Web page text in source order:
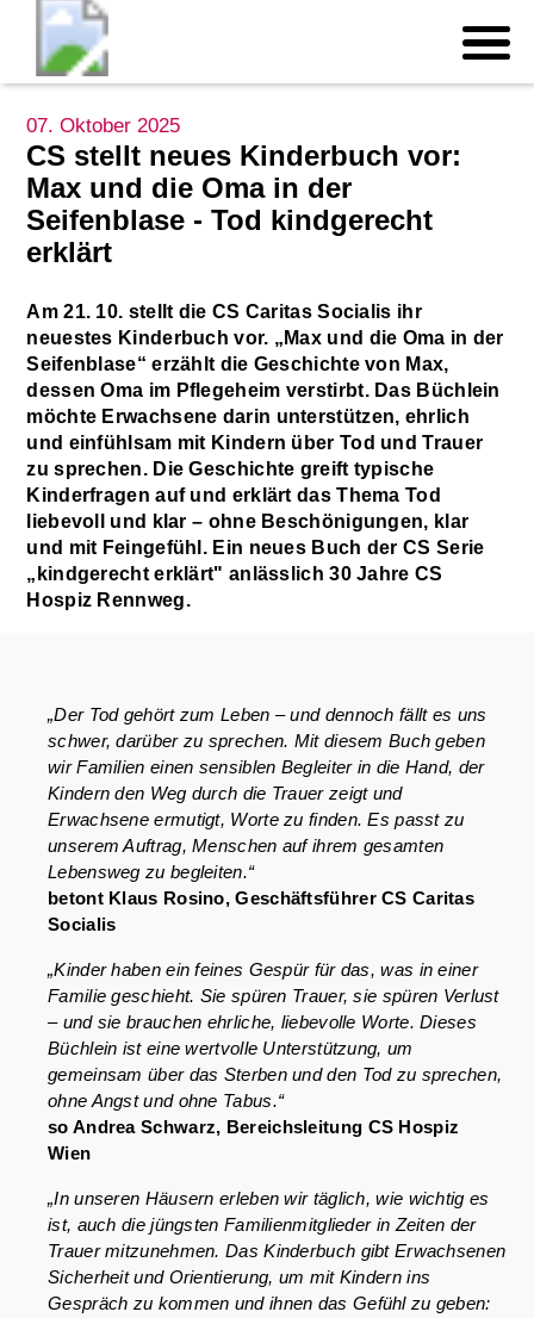
07. Oktober 2025
CS stellt neues Kinderbuch vor:
Max und die Oma in der
Seifenblase - Tod kindgerecht
erklärt
Am 21. 10. stellt die CS Caritas Socialis ihr
neuestes Kinderbuch vor. „Max und die Oma in der
Seifenblase“ erzählt die Geschichte von Max,
dessen Oma im Pflegeheim verstirbt. Das Büchlein
möchte Erwachsene darin unterstützen, ehrlich
und einfühlsam mit Kindern über Tod und Trauer
zu sprechen. Die Geschichte greift typische
Kinderfragen auf und erklärt das Thema Tod
liebevoll und klar – ohne Beschönigungen, klar
und mit Feingefühl. Ein neues Buch der CS Serie
„kindgerecht erklärt" anlässlich 30 Jahre CS
Hospiz Rennweg.
„Der Tod gehört zum Leben – und dennoch fällt es uns
schwer, darüber zu sprechen. Mit diesem Buch geben
wir Familien einen sensiblen Begleiter in die Hand, der
Kindern den Weg durch die Trauer zeigt und
Erwachsene ermutigt, Worte zu finden. Es passt zu
unserem Auftrag, Menschen auf ihrem gesamten
Lebensweg zu begleiten.“
betont Klaus Rosino, Geschäftsführer CS Caritas
Socialis
„Kinder haben ein feines Gespür für das, was in einer
Familie geschieht. Sie spüren Trauer, sie spüren Verlust
– und sie brauchen ehrliche, liebevolle Worte. Dieses
Büchlein ist eine wertvolle Unterstützung, um
gemeinsam über das Sterben und den Tod zu sprechen,
ohne Angst und ohne Tabus.“
so Andrea Schwarz, Bereichsleitung CS Hospiz
Wien
„In unseren Häusern erleben wir täglich, wie wichtig es
ist, auch die jüngsten Familienmitglieder in Zeiten der
Trauer mitzunehmen. Das Kinderbuch gibt Erwachsenen
Sicherheit und Orientierung, um mit Kindern ins
Gespräch zu kommen und ihnen das Gefühl zu geben: